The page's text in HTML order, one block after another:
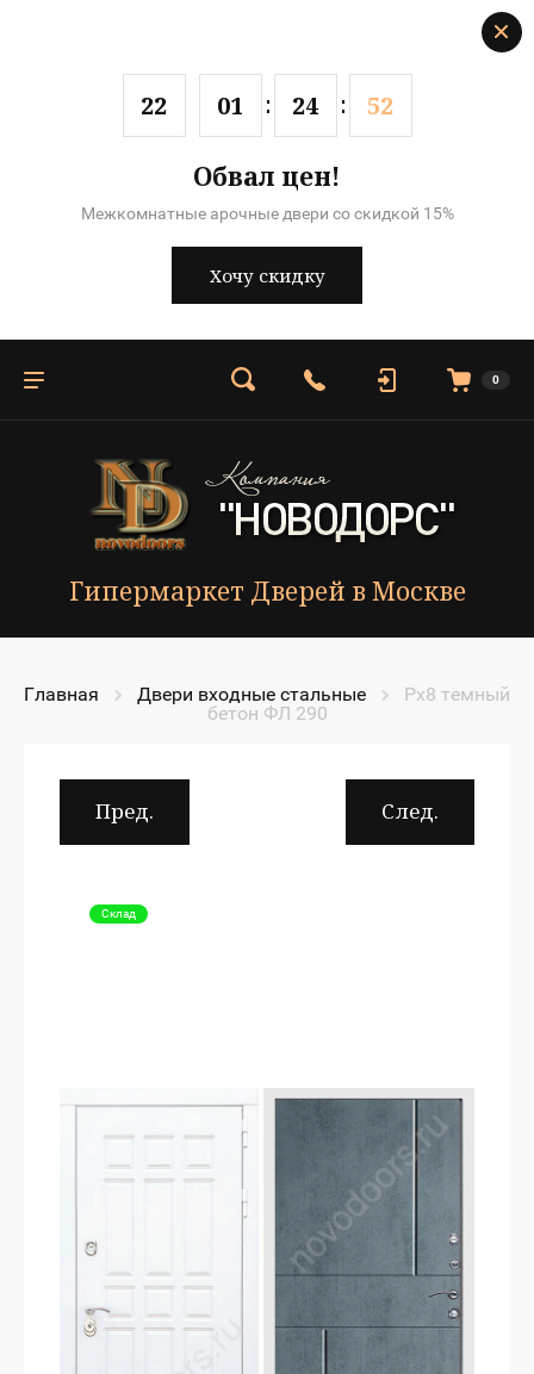
22 01 24 52
Обвал цен!
Межкомнатные арочные двери со скидкой 15%
Хочу скидку
0
Гипермаркет Дверей в Москве
Главная Двери входные стальные
Рх8 темный
бетон ФЛ 290
Пред. След.
Склад